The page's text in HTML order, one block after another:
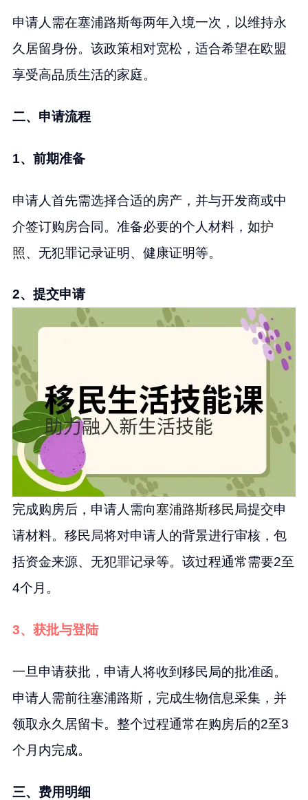
申请人需在塞浦路斯每两年入境一次，以维持永
久居留身份。该政策相对宽松，适合希望在欧盟
享受高品质生活的家庭。
二、申请流程
1、前期准备
申请人首先需选择合适的房产，并与开发商或中
介签订购房合同。准备必要的个人材料，如护
照、无犯罪记录证明、健康证明等。
2、提交申请
完成购房后，申请人需向塞浦路斯移民局提交申
请材料。移民局将对申请人的背景进行审核，包
括资金来源、无犯罪记录等。该过程通常需要2至
4个月。
3、获批与登陆
一旦申请获批，申请人将收到移民局的批准函。
申请人需前往塞浦路斯，完成生物信息采集，并
领取永久居留卡。整个过程通常在购房后的2至3
个月内完成。
三、费用明细